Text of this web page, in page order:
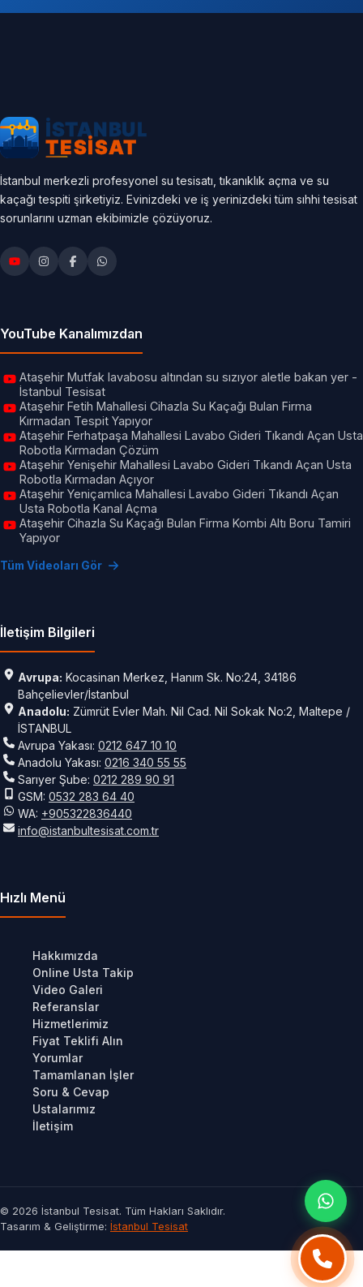
İstanbul merkezli profesyonel su tesisatı, tıkanıklık açma ve su
kaçağı tespiti şirketiyiz. Evinizdeki ve iş yerinizdeki tüm sıhhi tesisat
sorunlarını uzman ekibimizle çözüyoruz.
YouTube Kanalımızdan
Ataşehir Mutfak lavabosu altından su sızıyor aletle bakan yer -
İstanbul Tesisat
Ataşehir Fetih Mahallesi Cihazla Su Kaçağı Bulan Firma
Kırmadan Tespit Yapıyor
Ataşehir Ferhatpaşa Mahallesi Lavabo Gideri Tıkandı Açan Usta
Robotla Kırmadan Çözüm
Ataşehir Yenişehir Mahallesi Lavabo Gideri Tıkandı Açan Usta
Robotla Kırmadan Açıyor
Ataşehir Yeniçamlıca Mahallesi Lavabo Gideri Tıkandı Açan
Usta Robotla Kanal Açma
Ataşehir Cihazla Su Kaçağı Bulan Firma Kombi Altı Boru Tamiri
Yapıyor
Tüm Videoları Gör
İletişim Bilgileri
Avrupa: Kocasinan Merkez, Hanım Sk. No:24, 34186
Bahçelievler/İstanbul
Anadolu: Zümrüt Evler Mah. Nil Cad. Nil Sokak No:2, Maltepe /
İSTANBUL
Avrupa Yakası: 0212 647 10 10
Anadolu Yakası: 0216 340 55 55
Sarıyer Şube: 0212 289 90 91
GSM: 0532 283 64 40
WA: +905322836440
info@istanbultesisat.com.tr
Hızlı Menü
Hakkımızda
Online Usta Takip
Video Galeri
Referanslar
Hizmetlerimiz
Fiyat Teklifi Alın
Yorumlar
Tamamlanan İşler
Soru & Cevap
Ustalarımız
İletişim
© 2026 İstanbul Tesisat. Tüm Hakları Saklıdır.
Tasarım & Geliştirme: İstanbul Tesisat